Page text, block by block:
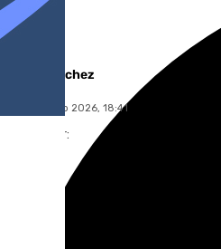
Jairo Sánchez
lunes, 6 julio 2026, 18:41
Compartir: